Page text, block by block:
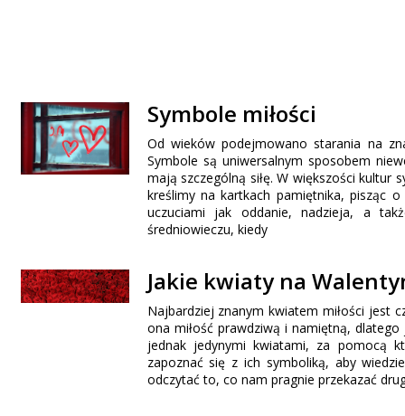
Symbole miłości
Od wieków podejmowano starania na
Symbole są uniwersalnym sposobem
mają szczególną siłę. W większości kultur
kreślimy na kartkach pamiętnika, pisząc
uczuciami jak oddanie, nadzieja, a
średniowieczu, kiedy
Jakie kwiaty na
Najbardziej znanym kwiatem miłości jest
ona miłość prawdziwą i namiętną,
jednak jedynymi kwiatami, za pomocą
zapoznać się z ich symboliką, aby
odczytać to, co nam pragnie przekazać